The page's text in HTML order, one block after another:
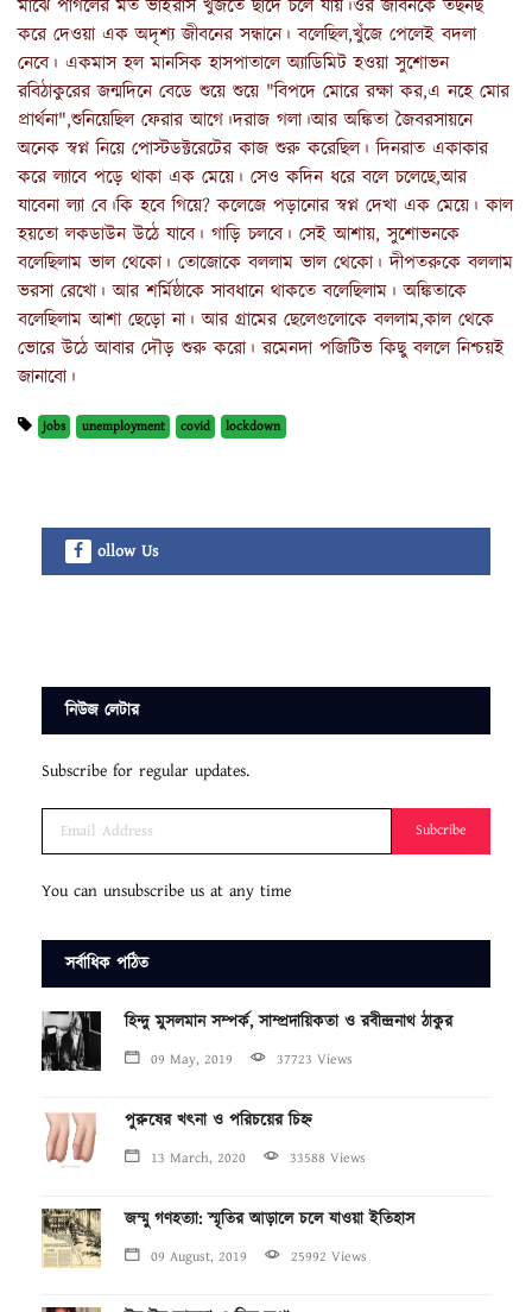
মাঝে পাগলের মত ভাইরাস খুঁজতে ছাদে চলে যায়।ওর জীবনকে তছনছ
করে দেওয়া এক অদৃশ‍্য জীবনের সন্ধানে। বলেছিল,খুঁজে পেলেই বদলা
নেবে। একমাস হল মানসিক হাসপাতালে অ্যাডিমিট হওয়া সুশোভন
রবিঠাকুরের জন্মদিনে বেডে শুয়ে শুয়ে "বিপদে মোরে রক্ষা কর,এ নহে মোর
প্রার্থনা",শুনিয়েছিল ফেরার আগে।দরাজ গলা।আর অঙ্কিতা জৈবরসায়নে
অনেক স্বপ্ন নিয়ে পোস্টডক্টরেটের কাজ শুরু করেছিল। দিনরাত একাকার
করে ল‍্যাবে পড়ে থাকা এক মেয়ে। সেও কদিন ধরে বলে চলেছে,আর
যাবেনা ল‍্যা বে।কি হবে গিয়ে? কলেজে পড়ানোর স্বপ্ন দেখা এক মেয়ে। কাল
হয়তো লকডাউন উঠে যাবে। গাড়ি চলবে। সেই আশায়, সুশোভনকে
বলেছিলাম ভাল থেকো। তোজোকে বললাম ভাল থেকো। দীপতরুকে বললাম
ভরসা রেখো। আর শর্মিষ্ঠাকে সাবধানে থাকতে বলেছিলাম। অঙ্কিতাকে
বলেছিলাম আশা ছেড়ো না। আর গ্রামের ছেলেগুলোকে বললাম,কাল থেকে
ভোরে উঠে আবার দৌড় শুরু করো। রমেনদা পজিটিভ কিছু বললে নিশ্চয়ই
জানাবো।
jobs unemployment covid lockdown
ollow Us
নিউজ লেটার
Subscribe for regular updates.
Subcribe
You can unsubscribe us at any time
সর্বাধিক পঠিত
হিন্দু মুসলমান সম্পর্ক, সাম্প্রদায়িকতা ও রবীন্দ্রনাথ ঠাকুর
09 May, 2019 37723 Views
পুরুষের খৎনা ও পরিচয়ের চিহ্ন
13 March, 2020 33588 Views
জম্মু গণহত্যা: স্মৃতির আড়ালে চলে যাওয়া ইতিহাস
09 August, 2019 25992 Views